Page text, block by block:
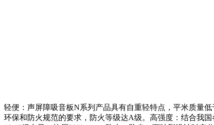
轻便：声屏障吸音板N系列产品具有自重轻特点，平米质量
环保和防火规范的要求，防火等级达A级。高强度：结合我